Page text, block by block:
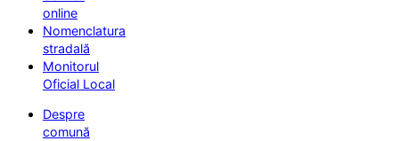
online
Nomenclatura
stradală
Monitorul
Oficial Local
Despre
comună